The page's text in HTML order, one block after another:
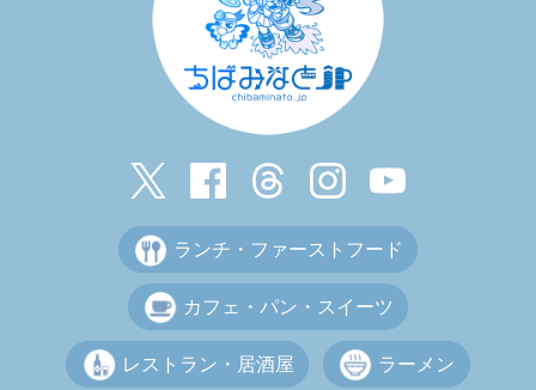
ランチ・ファーストフード
カフェ・パン・スイーツ
レストラン・居酒屋 ラーメン